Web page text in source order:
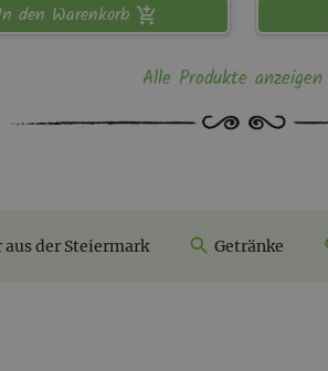
den Warenkorb
Alle Produkte anzeigen
der Steiermark Getränke